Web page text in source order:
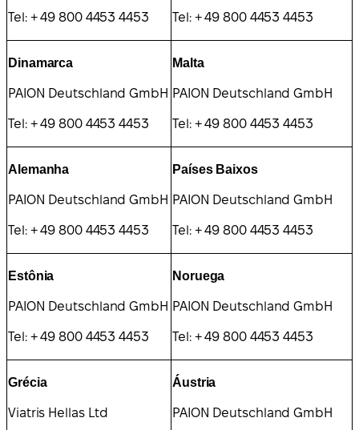
Tel: + 49 800 4453 4453 Tel: + 49 800 4453 4453
Dinamarca
PAION Deutschland GmbH
Tel: + 49 800 4453 4453
Malta
PAION Deutschland GmbH
Tel: + 49 800 4453 4453
Alemanha
PAION Deutschland GmbH
Tel: + 49 800 4453 4453
Países Baixos
PAION Deutschland GmbH
Tel: + 49 800 4453 4453
Estônia
PAION Deutschland GmbH
Tel: + 49 800 4453 4453
Noruega
PAION Deutschland GmbH
Tel: + 49 800 4453 4453
Grécia
Viatris Hellas Ltd
Áustria
PAION Deutschland GmbH